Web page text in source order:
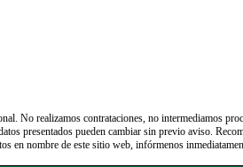
No realizamos contrataciones, no intermediamos
presentados pueden cambiar sin previo aviso.
en nombre de este sitio web, infórmenos